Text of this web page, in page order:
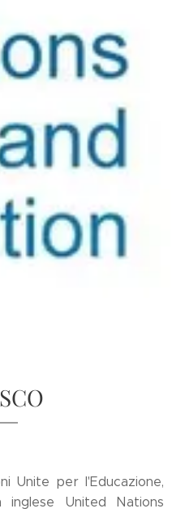
Unite per l'Educazione,
United Nations